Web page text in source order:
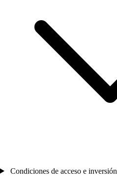
Condiciones de acceso e inversión